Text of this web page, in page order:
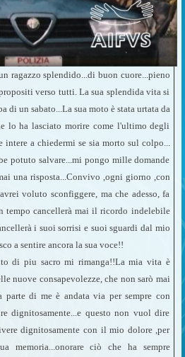
ragazzo splendido...di buon cuore...pieno
verso tutti. La sua splendida vita si
di un sabato...La sua moto è stata urtata da
lo ha lasciato morire come l'ultimo degli
intere a chiedermi se sia morto sul colpo...
potuto salvare...mi pongo mille domande
una risposta...Convivo ,ogni giorno ,con
voluto sconfiggere, ma che adesso, fa
tempo cancellerà mai il ricordo indelebile
i suoi sorrisi e suoi sguardi dal mio
a sentire ancora la sua voce!!
di piu sacro mi rimanga!!La mia vita è
nuove consapevolezze, che non sarò mai
parte di me è andata via per sempre con
dignitosamente...e questo non vuol dire
dignitosamente con il mio dolore ,per
memoria...onorare ciò che ha sempre